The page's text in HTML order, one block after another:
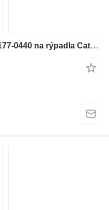
Turbokompresor Caterpillar 177-0440 na rýpadla Caterpillar 324D 324D 324D 324D L 324D LN 325C 325C L 325D 325D 325D L 328D 329D 329D L M325C M325D M325D L M325D